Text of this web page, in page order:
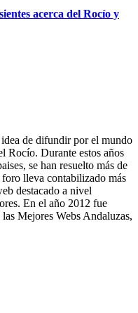
acerca del Rocío y
de difundir por el mundo
Rocío. Durante estos años
se han resuelto más de
lleva contabilizado más
destacado a nivel
En el año 2012 fue
Mejores Webs Andaluzas,